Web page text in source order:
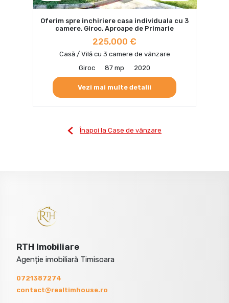
Oferim spre inchiriere casa individuala cu 3
camere, Giroc, Aproape de Primarie
225,000 €
Casă / Vilă cu 3 camere de vânzare
Giroc
87 mp 2020
Vezi mai multe detalii
Înapoi la Case de vânzare
RTH Imobiliare
Agenție imobiliară Timisoara
0721387274
contact@realtimhouse.ro